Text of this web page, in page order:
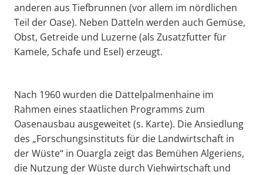
anderen aus Tiefbrunnen (vor allem im nördlichen
Teil der Oase). Neben Datteln werden auch Gemüse,
Obst, Getreide und Luzerne (als Zusatzfutter für
Kamele, Schafe und Esel) erzeugt.
Nach 1960 wurden die Dattelpalmenhaine im
Rahmen eines staatlichen Programms zum
Oasenausbau ausgeweitet (s. Karte). Die Ansiedlung
des „Forschungsinstituts für die Landwirtschaft in
der Wüste“ in Ouargla zeigt das Bemühen Algeriens,
die Nutzung der Wüste durch Viehwirtschaft und